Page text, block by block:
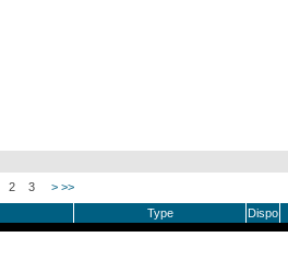
2 3 > >>
Type Dispo